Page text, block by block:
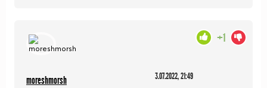
moreshmorsh 3.07.2022, 21:49
+1